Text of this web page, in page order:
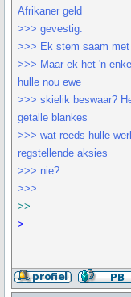
Afrikaner geld
>>> gevestig.
>>> Ek stem saam met
>>> Maar ek het 'n
hulle nou ewe
>>> skielik beswaar?
getalle blankes
>>> wat reeds hulle
regstellende aksies
>>> nie?
>>>
>>
>